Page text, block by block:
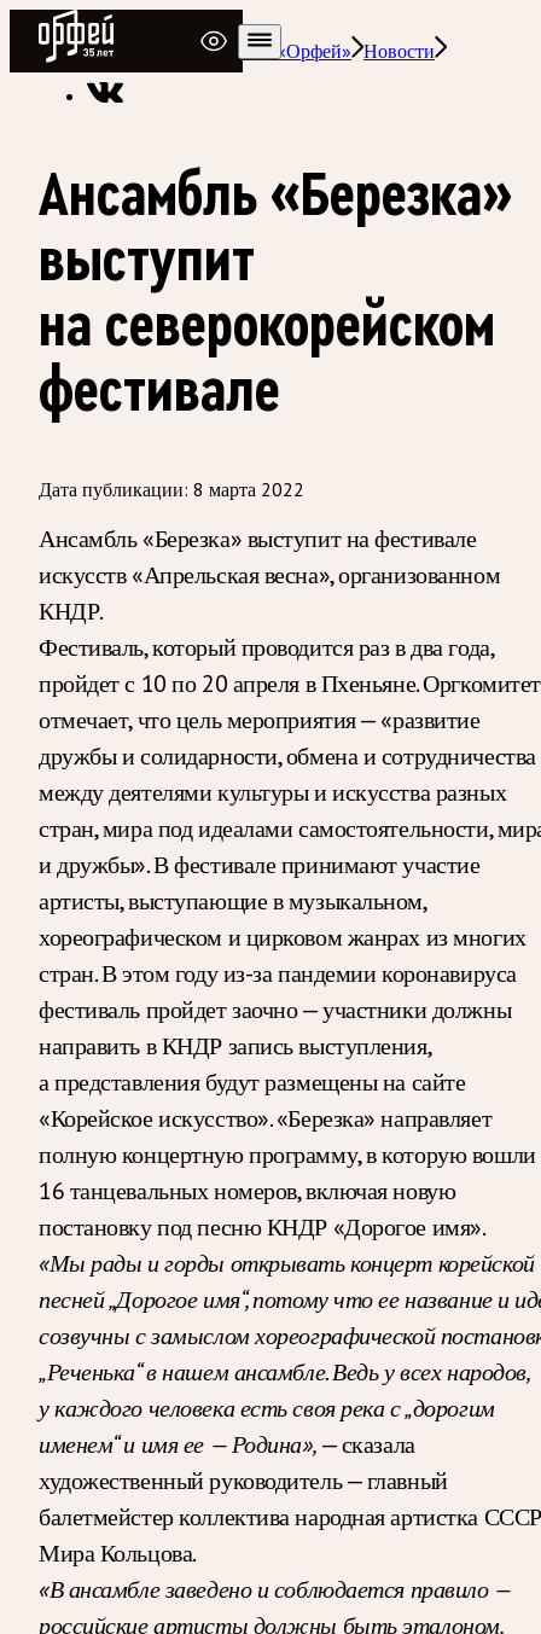
Радио Орфей
Радио классической музыки «Орфей» Новости
Ансамбль «Березка»
выступит
на северокорейском
фестивале
Дата публикации: 8 марта 2022
Ансамбль «Березка» выступит на фестивале
искусств «Апрельская весна», организованном
КНДР.
Фестиваль, который проводится раз в два года,
пройдет с 10 по 20 апреля в Пхеньяне. Оргкомитет
отмечает, что цель мероприятия — «развитие
дружбы и солидарности, обмена и сотрудничества
между деятелями культуры и искусства разных
стран, мира под идеалами самостоятельности,
и дружбы». В фестивале принимают участие
артисты, выступающие в музыкальном,
хореографическом и цирковом жанрах из многих
стран. В этом году из-за пандемии коронавируса
фестиваль пройдет заочно — участники должны
направить в КНДР запись выступления,
а представления будут размещены на сайте
«Корейское искусство». «Березка» направляет
полную концертную программу, в которую вошли
16 танцевальных номеров, включая новую
постановку под песню КНДР «Дорогое имя».
«Мы рады и горды открывать концерт корейской
песней „Дорогое имя“, потому что ее название и
созвучны с замыслом хореографической
„Реченька“ в нашем ансамбле. Ведь у всех народов,
у каждого человека есть своя река с „дорогим
именем“ и имя ее — Родина»,— сказала
художественный руководитель — главный
балетмейстер коллектива народная артистка СССР
Мира Кольцова.
«В ансамбле заведено и соблюдается правило —
российские артисты должны быть эталоном,